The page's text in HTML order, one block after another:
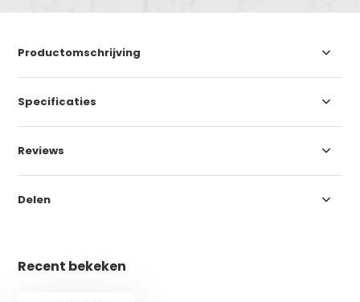
Productomschrijving
Specificaties
Reviews
Delen
Recent bekeken